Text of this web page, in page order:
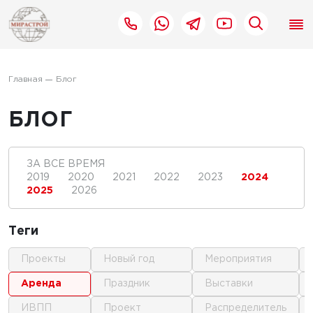
Главная Блог
БЛОГ
ЗА ВСЕ ВРЕМЯ
2019
2020 2021 2022 2023
2024
2025
2026
Теги
проекты
аренда
ИВПП
новый год
праздник
проект
мероприятия
выставки
распределитель